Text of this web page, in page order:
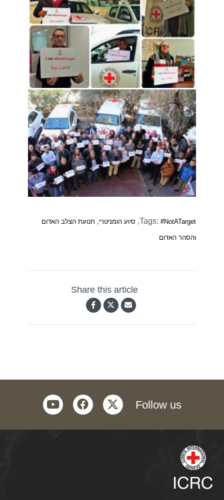
Tags: #NotATarget
, סיוע הומניטרי, תנועת הצלב האדום
והסהר האדום
Share this article
Follow us
twitter
facebook
youtube